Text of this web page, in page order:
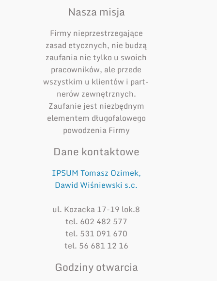
Nasza misja
Firmy nieprzestrzegające
zasad etycznych, nie budzą
zaufania nie tylko u swoich
pracowników, ale przede
wszystkim u klientów i part­
nerów zewnętrznych.
Zaufanie jest niezbędnym
elementem długofalowego
powodzenia Firmy
Dane kontaktowe
IPSUM Tomasz Ozimek,
Dawid Wiśniewski s.c.
ul. Kozacka 17-19 lok.8
tel. 602 482 577
tel. 531 091 670
tel. 56 681 12 16
Godziny otwarcia